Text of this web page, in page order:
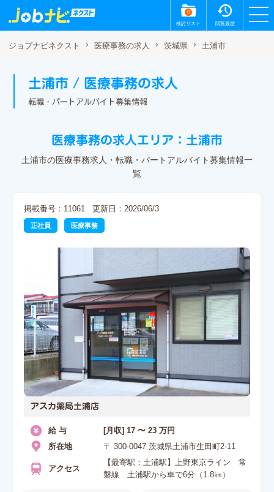
0
検討リスト 閲覧履歴
ジョブナビネクスト 医療事務の求人 茨城県 土浦市
土浦市 / 医療事務の求人
転職・パートアルバイト募集情報
医療事務の求人エリア：土浦市
土浦市の医療事務求人・転職・パートアルバイト募集情報一
覧
掲載番号：11061 更新日：2026/06/3
正社員 医療事務
アスカ薬局土浦店
給 与
[月収] 17 〜 23 万円
所在地
〒 300-0047 茨城県土浦市生田町2‐11
アクセス
【最寄駅：土浦駅】上野東京ライン 常
磐線 土浦駅から車で6分（1.8㎞）